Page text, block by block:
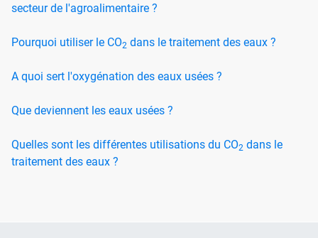
secteur de l'agroalimentaire ?
Pourquoi utiliser le CO2 dans le traitement des eaux ?
A quoi sert l'oxygénation des eaux usées ?
Que deviennent les eaux usées ?
Quelles sont les différentes utilisations du CO2 dans le
traitement des eaux ?